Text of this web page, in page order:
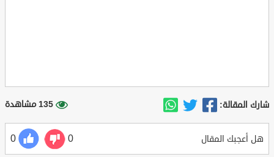
شارك المقالة: 135 مشاهدة
هل أعجبك المقال 0
0